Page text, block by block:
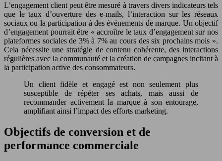
L’engagement client peut être mesuré à travers divers indicateurs tels
que le taux d’ouverture des e-mails, l’interaction sur les réseaux
sociaux ou la participation à des événements de marque. Un objectif
d’engagement pourrait être « accroître le taux d’engagement sur nos
plateformes sociales de 3% à 7% au cours des six prochains mois ».
Cela nécessite une stratégie de contenu cohérente, des interactions
régulières avec la communauté et la création de campagnes incitant à
la participation active des consommateurs.
Un client fidèle et engagé est non seulement plus
susceptible de répéter ses achats, mais aussi de
recommander activement la marque à son entourage,
amplifiant ainsi l’impact des efforts marketing.
Objectifs de conversion et de
performance commerciale